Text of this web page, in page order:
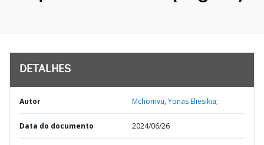
DETALHES
Autor Mchomvu, Yonas Eliesikia;
Data do documento 2024/06/26